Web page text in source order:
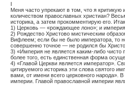
I
Меня часто упрекают в том, что я
количеством православных христиан?
историка, а затем прокомментирую его.
1) Церковь — «рождающее лоно»; и
2) Рождество Христово мистическим
Вифлеем; если бы не было императора, то
совершенно точное — не родился бы
3) «Империя не является каким-либо
более того, есть единственная форма
4) «Главой Церкви является император».
цитируемого историка эти слова святого
вами, от имени всего церковного народа».
империи. Главой православной империи